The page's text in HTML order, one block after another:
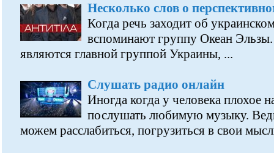
Несколько слов о
Когда речь заходит об
вспоминают группу Океан
являются главной группой Украины, ...
Слушать радио онлайн
Иногда когда у человека плохое
послушать любимую музыку.
можем расслабиться, погрузиться в свои